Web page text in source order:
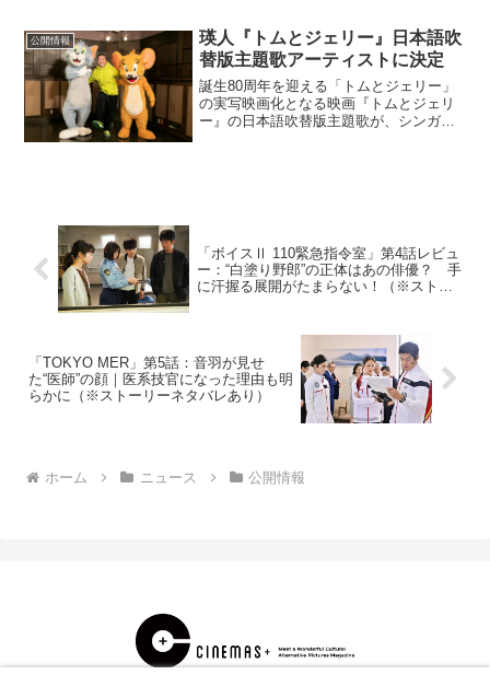
る一方、『花束みたいな恋をした』
（’21）以降、『怪物』（23...
公開情報
瑛人『トムとジェリー』日本語吹
替版主題歌アーティストに決定
誕生80周年を迎える「トムとジェリー」
の実写映画化となる映画『トムとジェリ
ー』の日本語吹替版主題歌が、シンガー
「ボイスⅡ 110緊急指令室」第4話レビュ
ー：“白塗り野郎”の正体はあの俳優？ 手
に汗握る展開がたまらない！（※ストー
「TOKYO MER」第5話：音羽が見せ
た“医師”の顔｜医系技官になった理由も明
らかに（※ストーリーネタバレあり）
ホーム ニュース 公開情報